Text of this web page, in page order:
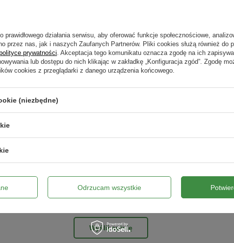
5/5
zdjęcie produktu:
Wyślij opinię
działania serwisu, aby oferować funkcje społecznościowe,
przez nas, jak i naszych Zaufanych Partnerów. Pliki cookies służą również do
prywatności. Akceptacja tego komunikatu oznacza zgodę na ich
lub dostępu do nich klikając w zakładkę „Konfiguracja zgód”. Zgodę
cookies z przeglądarki z danego urządzenia końcowego.
(niezbędne)
Odrzucam wszystkie